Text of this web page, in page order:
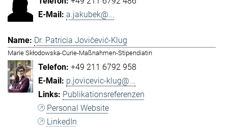
a.jakubek@...
Dr. Patricia Jovičević-Klug
Marie Skłodowska-Curie-Maßnahmen-Stipendiatin
+49 211 6792 958
p.jovicevic-klug@...
Publikationsreferenzen
Personal Website
LinkedIn